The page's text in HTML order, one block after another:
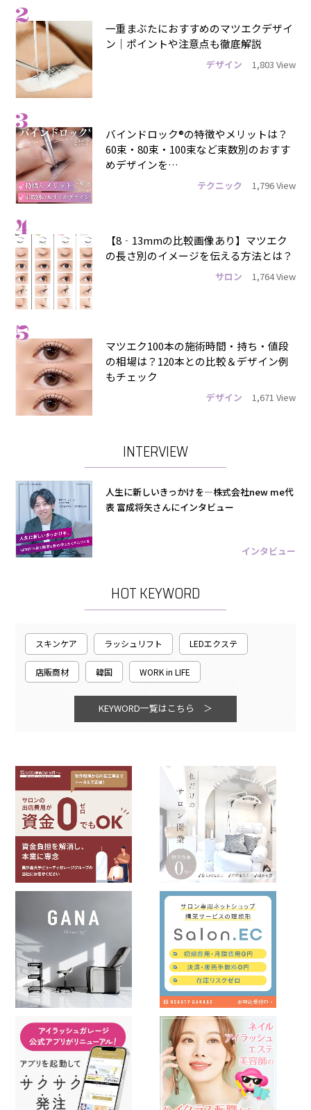
2
一重まぶたにおすすめのマツエクデザイ
ン｜ポイントや注意点も徹底解説
デザイン 1,803 View
3
バインドロック®の特徴やメリットは？
60束・80束・100束など束数別のおすす
めデザインを…
テクニック 1,796 View
4
【8‐13mmの比較画像あり】マツエク
の長さ別のイメージを伝える方法とは？
サロン 1,764 View
5
マツエク100本の施術時間・持ち・値段
の相場は？120本との比較＆デザイン例
もチェック
デザイン 1,671 View
INTERVIEW
人生に新しいきっかけを―株式会社new me代
表 富成将矢さんにインタビュー
インタビュー
HOT KEYWORD
スキンケア ラッシュリフト LEDエクステ
店販商材 韓国 WORK in LIFE
KEYWORD一覧はこちら